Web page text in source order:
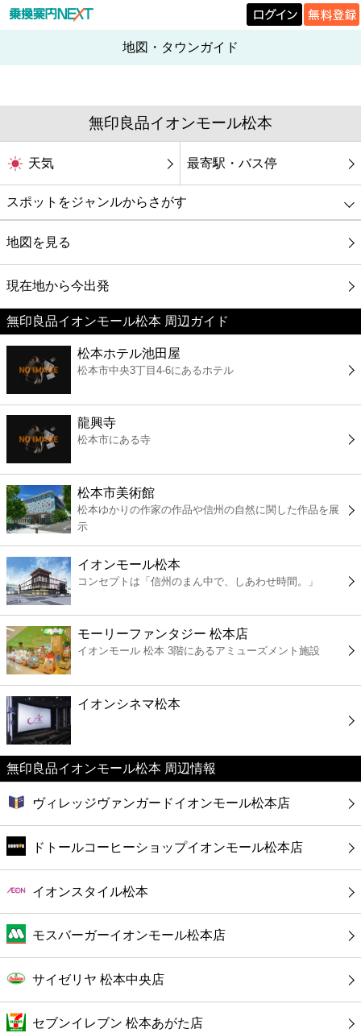
地図・タウンガイド
無印良品イオンモール松本
天気 最寄駅・バス停
スポットをジャンルからさがす
グルメ
映画
美容
コンビニ
薬局
スーパー
エンタメ
レジャー
書店
ファミレス
カフェ
ショッピング
銀行
公共
病院
ホテル
地図を見る
現在地から今出発
無印良品イオンモール松本 周辺ガイド
松本ホテル池田屋
松本市中央3丁目4-6にあるホテル
龍興寺
松本市にある寺
松本市美術館
松本ゆかりの作家の作品や信州の自然に関した作品を展
示
イオンモール松本
コンセプトは「信州のまん中で、しあわせ時間。」
モーリーファンタジー 松本店
イオンモール 松本 3階にあるアミューズメント施設
イオンシネマ松本
無印良品イオンモール松本 周辺情報
ヴィレッジヴァンガードイオンモール松本店
ドトールコーヒーショップイオンモール松本店
イオンスタイル松本
モスバーガーイオンモール松本店
サイゼリヤ 松本中央店
セブンイレブン 松本あがた店